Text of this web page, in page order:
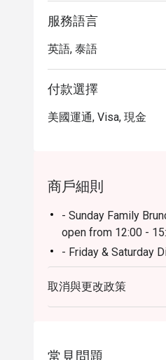
服務語言
英語, 泰語
付款選擇
美國運通, Visa, 現金
商戶細則
- Sunday Family
open from 12:00 -
- Friday & Saturday
open from 18:00 -
- Monday -
- Friday-Saturday: A
* Prices may be
取消與更改政策
常見問題